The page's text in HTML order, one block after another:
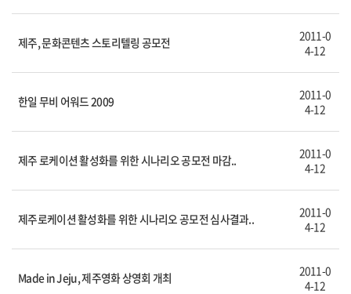
제주, 문화콘텐츠 스토리텔링 공모전
2011-0
4-12
한일 무비 어워드 2009
2011-0
4-12
제주 로케이션 활성화를 위한 시나리오 공모전 마감..
2011-0
4-12
제주로케이션 활성화를 위한 시나리오 공모전 심사결과..
2011-0
4-12
Made in Jeju, 제주영화 상영회 개최
2011-0
4-12